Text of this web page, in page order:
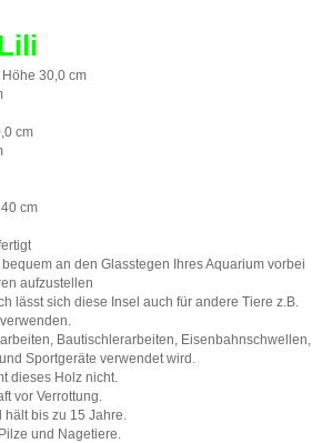
30,0 cm
cm
cm
an den Glasstegen Ihres Aquarium vorbei
aufzustellen
lässt sich diese Insel auch für andere Tiere z.B.
Bautischlerarbeiten, Eisenbahnschwellen,
Sportgeräte verwendet wird.
dieses Holz nicht.
vor Verrottung.
hält bis zu 15 Jahre.
und Nagetiere.